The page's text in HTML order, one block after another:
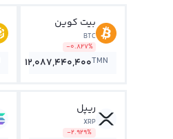
بیت کوین
BTC
-0.827%
12,087,440,400TMN
ریپل
XRP
-2.929%